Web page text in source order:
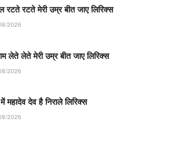
रटते रटते मेरी उम्र बीत जाए लिरिक्स
2026
लेते लेते मेरी उम्र बीत जाए लिरिक्स
2026
महादेव देव है निराले लिरिक्स
2026